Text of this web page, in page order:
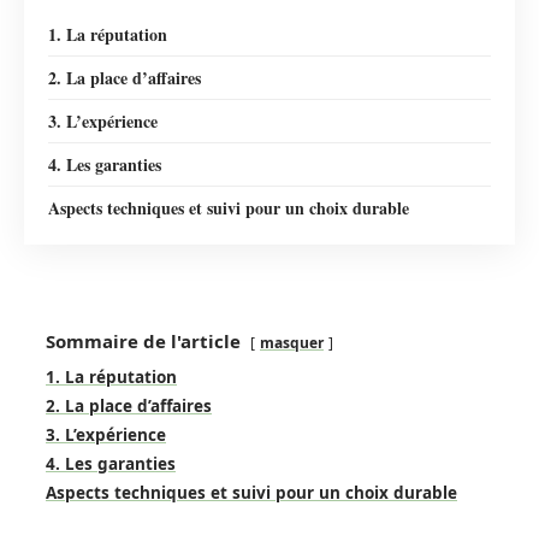
1. La réputation
2. La place d’affaires
3. L’expérience
4. Les garanties
Aspects techniques et suivi pour un choix durable
Sommaire de l'article masquer
1. La réputation
2. La place d’affaires
3. L’expérience
4. Les garanties
Aspects techniques et suivi pour un choix durable